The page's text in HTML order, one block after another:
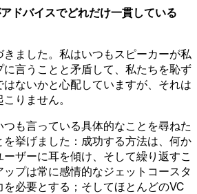
ドバイスでどれだけ一貫している
ました。私はいつもスピーカーが私
言うことと矛盾して、私たちを恥ず
ないかと心配していますが、それは
りません。
も言っている具体的なことを尋ねた
を挙げました：成功する方法は、何か
ザーに耳を傾け、そして繰り返すこ
プは常に感情的なジェットコースタ
必要とする；そしてほとんどのVC